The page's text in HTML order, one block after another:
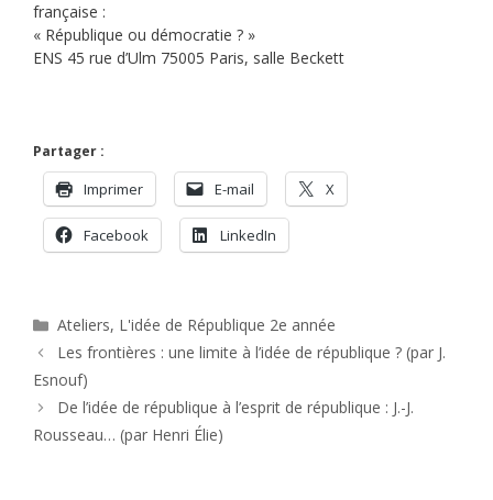
française :
« République ou démocratie ? »
ENS 45 rue d’Ulm 75005 Paris, salle Beckett
Partager :
Imprimer E-mail X
Facebook LinkedIn
Catégories
Ateliers, L'idée de République 2e année
Les frontières : une limite à l’idée de république ? (par J.
Esnouf)
De l’idée de république à l’esprit de république : J.-J.
Rousseau… (par Henri Élie)